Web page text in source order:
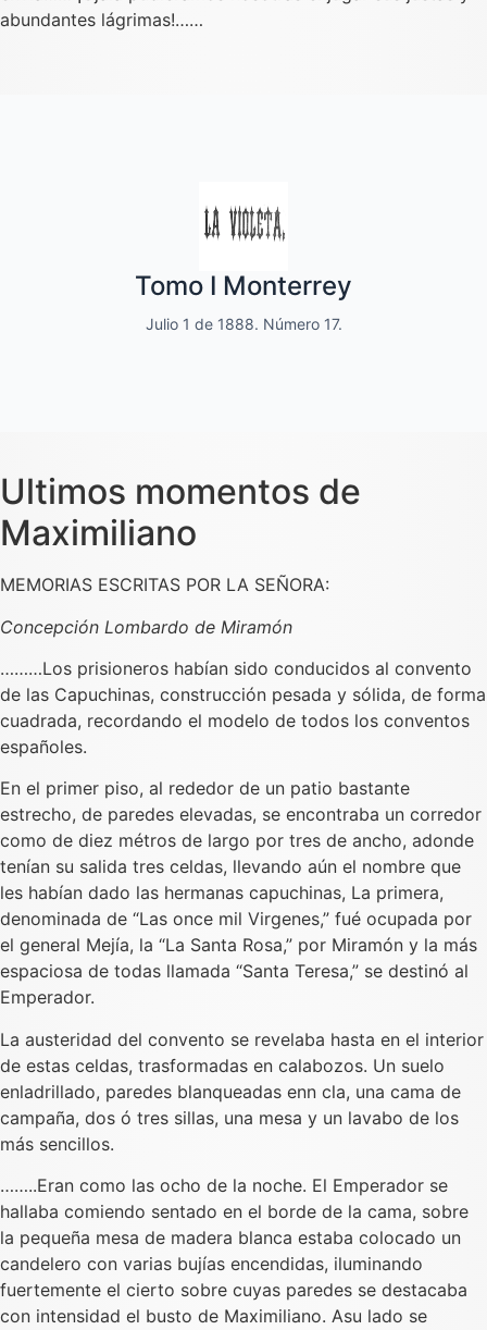
abundantes lágrimas!……
Tomo I Monterrey
Julio 1 de 1888. Número 17.
y de variedades
Dedicado a las familias.
Ultimos momentos de
Maximiliano
MEMORIAS ESCRITAS POR LA SEÑORA:
Concepción Lombardo de Miramón
………Los prisioneros habían sido conducidos al convento
de las Capuchinas, construcción pesada y sólida, de forma
cuadrada, recordando el modelo de todos los conventos
españoles.
En el primer piso, al rededor de un patio bastante
estrecho, de paredes elevadas, se encontraba un corredor
como de diez métros de largo por tres de ancho, adonde
tenían su salida tres celdas, llevando aún el nombre que
les habían dado las hermanas capuchinas, La primera,
denominada de “Las once mil Virgenes,” fué ocupada por
el general Mejía, la “La Santa Rosa,” por Miramón y la más
espaciosa de todas llamada “Santa Teresa,” se destinó al
Emperador.
La austeridad del convento se revelaba hasta en el interior
de estas celdas, trasformadas en calabozos. Un suelo
enladrillado, paredes blanqueadas enn cla, una cama de
campaña, dos ó tres sillas, una mesa y un lavabo de los
más sencillos.
……..Eran como las ocho de la noche. El Emperador se
hallaba comiendo sentado en el borde de la cama, sobre
la pequeña mesa de madera blanca estaba colocado un
candelero con varias bujías encendidas, iluminando
fuertemente el cierto sobre cuyas paredes se destacaba
con intensidad el busto de Maximiliano. Asu lado se